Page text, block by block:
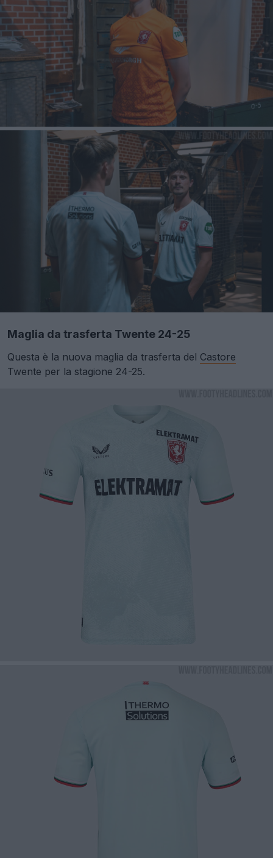
Maglia da trasferta Twente 24-25
Questa è la nuova maglia da trasferta del Castore
Twente per la stagione 24-25.